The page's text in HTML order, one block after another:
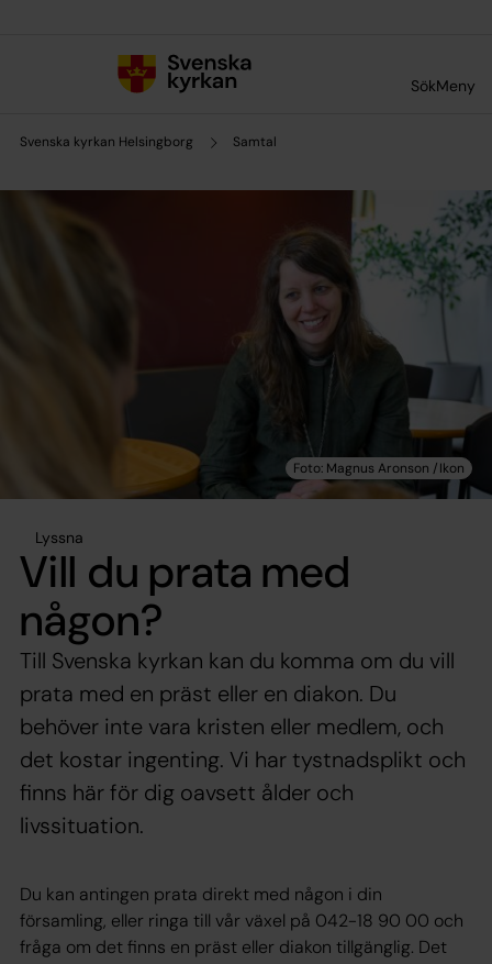
SökMeny
Svenska kyrkan Helsingborg Samtal
Lyssna
Vill du prata med
någon?
Till Svenska kyrkan kan du komma om du vill
prata med en präst eller en diakon. Du
behöver inte vara kristen eller medlem, och
det kostar ingenting. Vi har tystnadsplikt och
finns här för dig oavsett ålder och
livssituation.
Du kan antingen prata direkt med någon i din
församling, eller ringa till vår växel på 042-18 90 00 och
fråga om det finns en präst eller diakon tillgänglig. Det